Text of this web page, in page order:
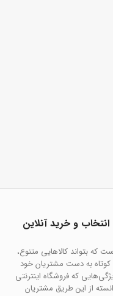
انتخاب و خرید آنلاین
که بتواند کالاهایی متنوع،
به دست مشتریان خود
که فروشگاه اینترنتی
از این طریق مشتریان